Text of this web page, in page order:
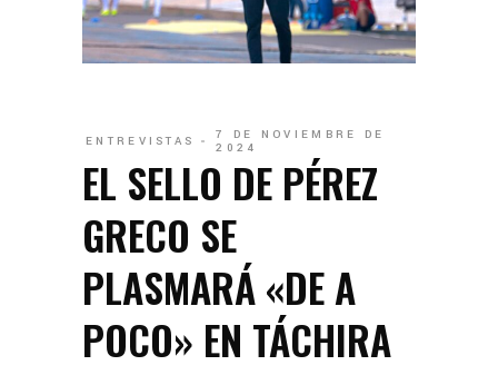
ENTREVISTAS
7 DE NOVIEMBRE DE
2024
EL SELLO DE PÉREZ
GRECO SE
PLASMARÁ «DE A
POCO» EN TÁCHIRA